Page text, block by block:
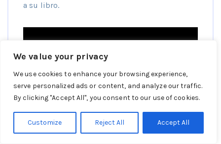
We value your privacy
We use cookies to enhance your browsing experience,
serve personalized ads or content, and analyze our traffic.
By clicking "Accept All", you consent to our use of cookies.
Customize Reject All Accept All
a su libro.